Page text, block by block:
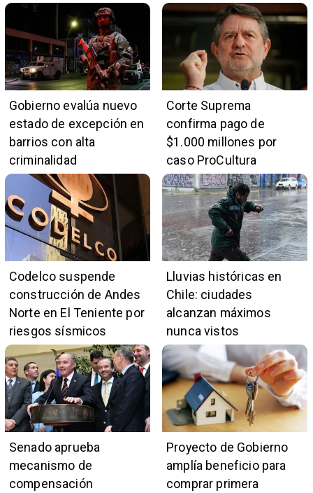
Gobierno evalúa nuevo
estado de excepción en
barrios con alta
criminalidad
Corte Suprema
confirma pago de
$1.000 millones por
caso ProCultura
Codelco suspende
construcción de Andes
Norte en El Teniente por
riesgos sísmicos
Lluvias históricas en
Chile: ciudades
alcanzan máximos
nunca vistos
Senado aprueba
mecanismo de
compensación
Proyecto de Gobierno
amplía beneficio para
comprar primera